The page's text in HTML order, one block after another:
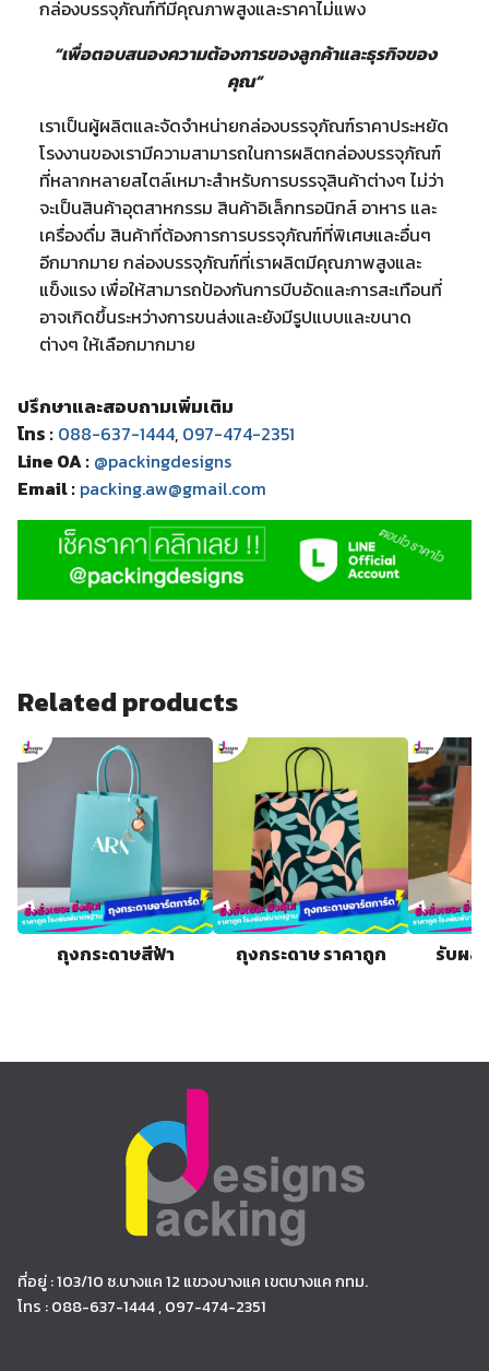
กล่องบรรจุภัณฑ์ที่มีคุณภาพสูงและราคาไม่แพง
“เพื่อตอบสนองความต้องการของลูกค้าและธุรกิจของ
คุณ”
เราเป็นผู้ผลิตและจัดจำหน่ายกล่องบรรจุภัณฑ์ราคาประหยัด
โรงงานของเรามีความสามารถในการผลิตกล่องบรรจุภัณฑ์
ที่หลากหลายสไตล์เหมาะสำหรับการบรรจุสินค้าต่างๆ ไม่ว่า
จะเป็นสินค้าอุตสาหกรรม สินค้าอิเล็กทรอนิกส์ อาหาร และ
เครื่องดื่ม สินค้าที่ต้องการการบรรจุภัณฑ์ที่พิเศษและอื่นๆ
อีกมากมาย กล่องบรรจุภัณฑ์ที่เราผลิตมีคุณภาพสูงและ
แข็งแรง เพื่อให้สามารถป้องกันการบีบอัดและการสะเทือนที่
อาจเกิดขึ้นระหว่างการขนส่งและยังมีรูปแบบและขนาด
ต่างๆ ให้เลือกมากมาย
ปรึกษาและสอบถามเพิ่มเติม
โทร : 088-637-1444, 097-474-2351
Line OA : @packingdesigns
Email : packing.aw@gmail.com
Related products
ถุงกระดาษสีฟ้า ถุงกระดาษ ราคาถูก รับผลิ
ที่อยู่ : 103/10 ซ.บางแค 12 แขวงบางแค เขตบางแค กทม.
โทร : 088-637-1444 , 097-474-2351